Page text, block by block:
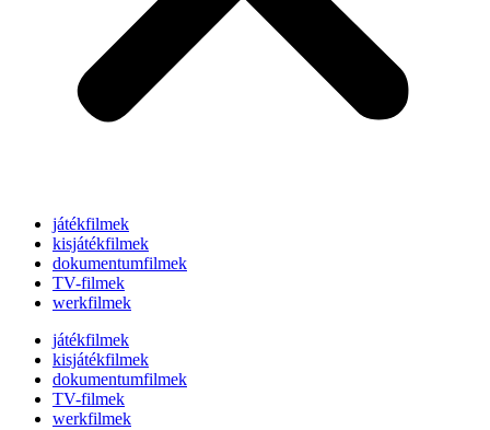
játékfilmek
kisjátékfilmek
dokumentumfilmek
TV-filmek
werkfilmek
játékfilmek
kisjátékfilmek
dokumentumfilmek
TV-filmek
werkfilmek